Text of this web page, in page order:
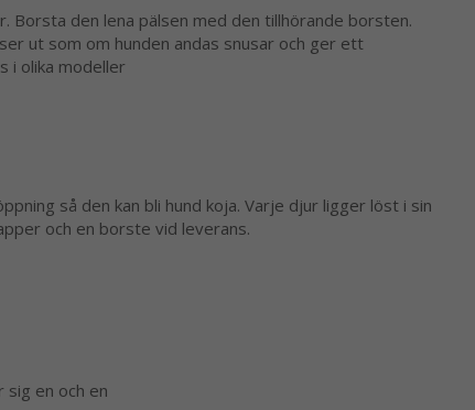
Borsta den lena pälsen med den tillhörande borsten.
ut som om hunden andas snusar och ger ett
i olika modeller
så den kan bli hund koja. Varje djur ligger löst i sin
och en borste vid leverans.
sig en och en